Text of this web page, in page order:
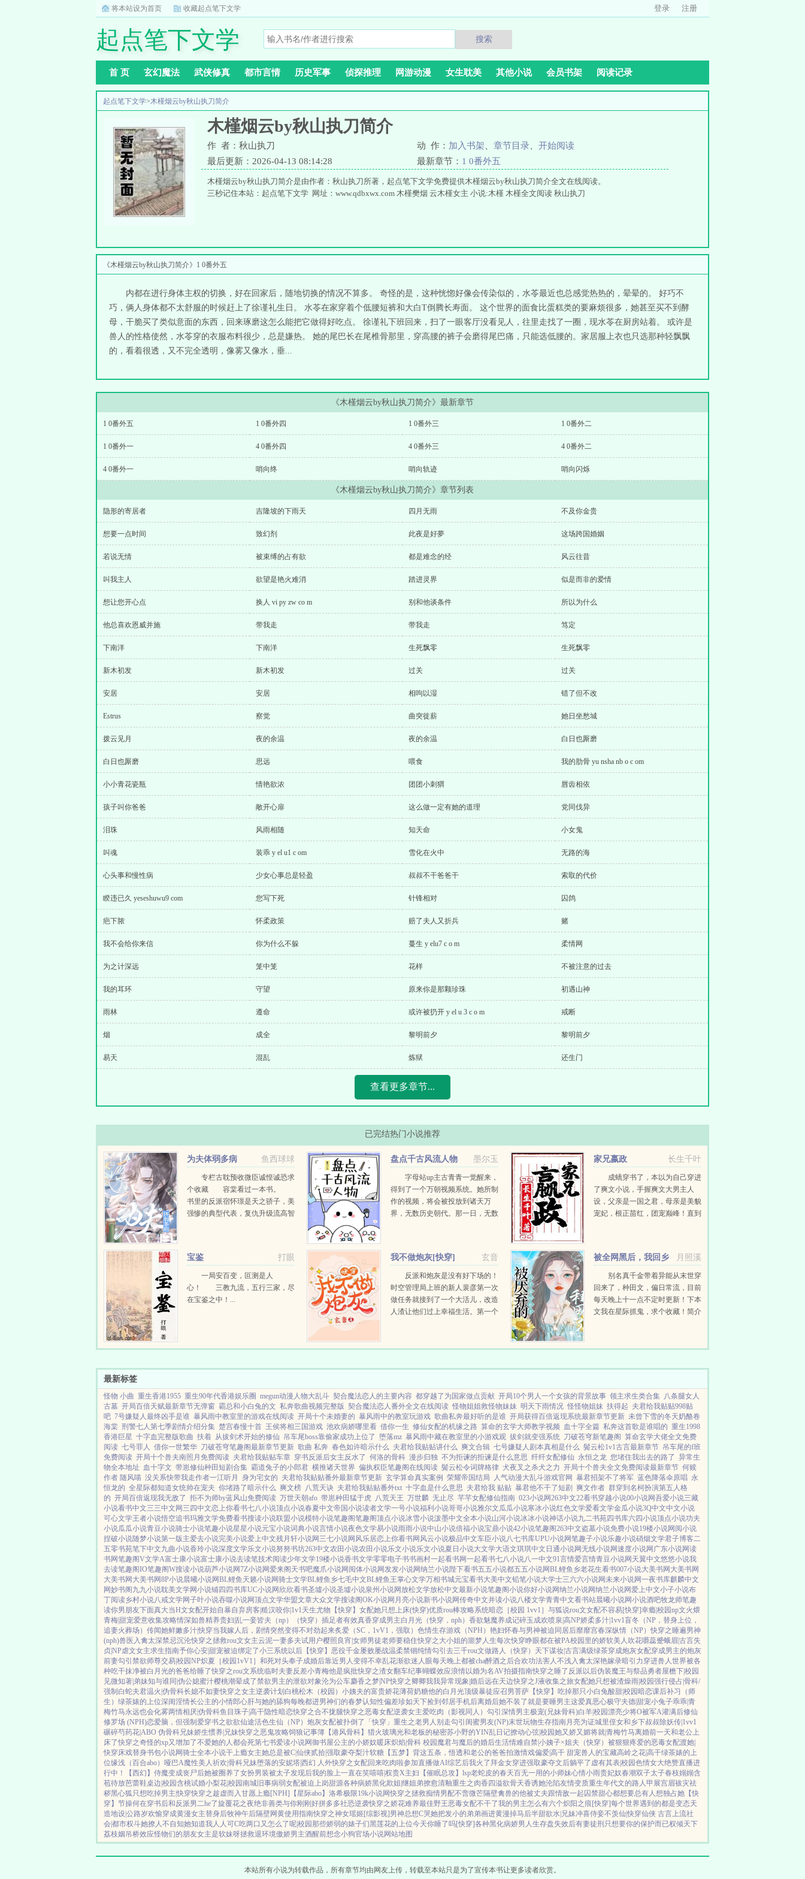
将本站设为首页 收藏起点笔下文学 登录 注册
起点笔下文学 搜索
首 页 玄幻魔法 武侠修真 都市言情 历史军事 侦探推理 网游动漫 女生耽美 其他小说 会员书架 阅读记录
起点笔下文学>木槿烟云by秋山执刀简介
木槿烟云by秋山执刀简介
作 者：秋山执刀 动 作： 加入书架 章节目录
开始阅读
最后更新：2026-04-13 08:14:28
最新章节： 1 0番外五
木槿烟云by秋山执刀简介是由作者：秋山执刀所著，起点笔下文学免费提供木槿烟云by秋山执刀简介全文在线阅读。
三秒记住本站：起点笔下文学 网址：www.qdbxwx.com 木槿樊烟 云木槿女主 小说:木槿 木槿全文阅读 秋山执刀
《木槿烟云by秋山执刀简介》1 0番外五
内都在进行身体主权的切换，好在回家后，随地切换的情况不算多。 奇怪的是，这种恍惚好像会传染似的，水苓最近也总感觉热热的，晕晕的。 好巧不
巧，俩人身体都不太舒服的时候赶上了徐谨礼生日。 水苓在家穿着个低腰短裤和大白T倒腾长寿面。 这个世界的面食比蛋糕类的要麻烦很多，她甚至买不到酵
母，干脆买了类似意面的东西，回来琢磨这怎么能把它做得好吃点。 徐谨礼下班回来，扫了一眼客厅没看见人，往里走找了一圈，现水苓在厨房站着。 或许是
兽人的性格使然，水苓穿的衣服布料很少，总是嫌热。 她的尾巴长在尾椎骨那里，穿高腰的裤子会磨得尾巴痛，只能选低腰的。家居服上衣也只选那种轻飘飘
的，看着很透，又不完全透明，像雾又像水，垂...
《木槿烟云by秋山执刀简介》最新章节
1 0番外五 1 0番外四 1 0番外三 1 0番外二
1 0番外一 4 0番外四 4 0番外三 4 0番外二
4 0番外一 哨向终 哨向轨迹 哨向闪烁
《木槿烟云by秋山执刀简介》章节列表
隐形的寄居者 吉隆坡的下雨天 四月无雨 不及你金贵
想要一点时间 致幻剂 此夜是好夢 这场跨国婚姻
若说无情 被束缚的占有欲 都是难念的经 风云往昔
叫我主人 欲望是艳火难消 踏进灵界 似是而非的爱情
想让您开心点 换人 vi py zw co m 别和他谈条件 所以为什么
他总喜欢恩威并施 带我走 带我走 笃定
下南洋 下南洋 生死飘零 生死飘零
新木初发 新木初发 过关 过关
安居 安居 相呴以湿 错了但不改
Estrus 察觉 曲突徙薪 她日坐愁城
拨云见月 夜的余温 夜的余温 白日也厮磨
白日也厮磨 思远 喂食 我的肋骨 yu nsha nb o c om
小小青花瓷瓶 情艳欲浓 团团小刺猬 唇齿相依
孩子叫你爸爸 敞开心扉 这么做一定有她的道理 党同伐异
泪珠 风雨相随 知天命 小女鬼
叫魂 装乖 y el u1 c om 雪化在火中 无路的海
心头事和慢性病 少女心事总是轻盈 叔叔不干爸爸干 索取的代价
睽违已久 yeseshuwu9 com 您写下死 针锋相对 囚鸽
疤下脓 怀柔政策 赔了夫人又折兵 赌
我不会给你来信 你为什么不躲 蔓生 y elu7 c o m 柔情网
为之计深远 笼中笼 花样 不被注意的过去
我的耳环 守望 原来你是那颗珍珠 初遇山神
雨林 遵命 或许被扔开 y el u 3 c o m 戒断
烟 成全 黎明前夕 黎明前夕
易天 混乱 炼狱 还生门
查看更多章节...
已完结热门小说推荐
鱼西球球
为夫体弱多病
专栏古耽预收微臣诚惶诚恐求
个收藏 容棠看过一本书。
书里的反派宿怀璟是天之骄子，美
强惨的典型代表，复仇升级流高智
墨尔玉
盘点千古风流人物
字母站up主古青青一觉醒来，
得到了一个万朝视频系统。她所制
作的视频，将会被投放到诸天万
界，无数历史朝代。那一日，无数
长生千叶
家兄嬴政
成蟜穿书了，本以为自己穿进
了爽文小说，手握爽文大男主人
设，父亲是一国之君，母亲是美貌
宠妃，根正苗红，团宠巅峰！直到
打眼
宝鉴
一局安百变，叵测是人
心！ 三教九流，五行三家，尽
在宝鉴之中！...
玄音
我不做炮灰[快穿]
反派和炮灰是没有好下场的！
时空管理局上班的新人裴彦第一次
做任务就接到了一个大活儿，改造
人渣让他们过上幸福生活。第一个
交能力回家啃老？裴彦...
月照溪
被全网黑后，我回乡
下种田了
别名真千金带着异能从末世穿
回来了，种田文，偏日常流，目前
每天晚上十一点不定时更新！下本
文我在星际抓鬼，求个收藏！简介
年后，她又穿...
最新标签
怪物 小曲 重生香港1955 重生90年代香港娱乐圈 megun动漫人物大乱斗 契合魔法恋人的主要内容 都穿越了为国家做点贡献 开局10个男人一个女孩的背景故事 领主求生类合集 八条腿女人
古墓 开局百倍天赋最新章节无弹窗 霸总和小白兔的文 私奔歌曲视频完整版 契合魔法恋人番外全文在线阅读 怪物姐姐救怪物妹妹 明天下雨情况 怪怪物姐妹 扶得起 夫君给我贴贴998贴
吧 7号嫌疑人最终凶手是谁 暴风雨中教室里的游戏在线阅读 开局十个未婚妻的 暴风雨中的教室玩游戏 歌曲私奔最好听的是谁 开局获得百倍返现系统最新章节更新 未曾下雪的冬天奶酪卷
海棠 刑警七人第七季剧情介绍分集 楚宫春慢十首 王侯将相三国游戏 池欢病娇哪里看 借你一生 修仙女配的机缘之路 算命的玄学大师教学视频 血十字全篇 私奔这首歌是谁唱的 重生1998
香港巨星 十字血完整版歌曲 扶着 从拔剑术开始的修仙 吊车尾boss靠偷家成功上位了 堕落mz 暴风雨中藏在教室里的小游戏观 拔剑就变强系统 刀破苍穹新笔趣阁 算命玄学大佬全文免费
阅读 七号罪人 借你一世繁华 刀破苍穹笔趣阁最新章节更新 歌曲 私奔 春色如许暗示什么 夫君给我贴贴讲什么 爽文合辑 七号嫌疑人剧本真相是什么 鬓云松1v1古言最新章节 吊车尾的f班
免费阅读 开局十个兽夫南照月免费阅读 夫君给我贴贴车章 穿书反派后女主反水了 何洛的骨科 漫步归独 不为拒谏的拒谏是什么意思 纤纤女配修仙 永恒之龙 您堵住我出去的路了 异常生
物全本地址 血十字文 带崽修仙种田短剧合集 霸道兔子的小郎君 横推诸天世界 偏执权臣笔趣阁在线阅读 鬓云松令词牌格律 犬夜叉之杀犬之力 开局十个兽夫全文免费阅读最新章节 何赎
作者 随风喵 没关系快带我走作者一江听月 身为宅女的 夫君给我贴贴番外最新章节更新 玄学算命真实案例 荣耀帝国结局 人气动漫大乱斗游戏官网 暴君招架不了将军 蓝色降落伞原唱 永
恒龙的 全星际都知道女统帅在宠夫 你堵路了暗示什么 爽文榜 八荒天诀 夫君给我贴贴番外txt 十字血是什么意思 夫君给我 贴贴 暴君他不干了短剧 爽文作者 群穿到名柯扮演第五人格
的 开局百倍返现我无敌了 拒不为师by蓝风山免费阅读 万世天朝afo 带崽种田猛于虎 八荒天王 万世麟 无止尽 芊芊女配修仙指南 023小说网263中文22看书穿越小说00小说网吾爱小说三藏
小说看书中文三三中文网 三四中文恋上你看书七八小说顶点小说春夏中文帝国小说读者文学一号小说福利小说哥哥小说雅尔文瓜瓜小说寒冰小说红色文学爱看文学金瓜小说3Q中文中文小说
可心文学王者小说悟空追书玛雅文学免费看书搜读小说联盟小说模特小说笔趣阁笔趣阁顶点小说冰雪小说泼墨中文全本小说山河小说冰冰小说神话小说九二书苑四书库六四小说顶点小说功夫
小说瓜瓜小说青豆小说骑士小说笔趣小说星星小说元宝小说词典小说言情小说夜色文学易小说雨雨小说中山小说倍福小说宝鼎小说42小说笔趣阁263中文盗墓小说免费小说19楼小说网阅小说
捏破小说随梦小说第一版主爱去小说完美小说爱上中文残月轩小说网 三七小说网 风乐居恋上你看书网 风云小说极品中文车臣小说八七书库UPU小说网笔趣子小说乐趣小说硝烟文学君子博客二
五零书苑笔下中文九曲小说香玲小说深度文学乐文小说努努书坊263中文农田小说农田小说乐文小说乐文小说夏日小说大文学大语文琪琪中文 日通小说网无线小说网速度小说网 广东小说网读
书网笔趣阁V文学A富士康小说富士康小说去读笔技术阅读少年文学19楼小说香书文学零零电子书书画村一起看书网一起看书七八小说八一中文91言情爱言情青豆小说网 天翼中文悠悠小说我
去读笔趣阁IO笔趣阁W搜读小说葫芦小说网7Z小说网爱来阁 天书吧魔爪小说网 阅体小说网发发小说网纳兰小说陛下看书五五小说都五五小说网BL鲤鱼乡老花生看书007小说大美书网 大美书网
大美书网 大美书网8P小说晨曦小说网BL鲤鱼 天籁小说网骑士文学BL鲤鱼乡七毛中文BL鲤鱼王掌心文学万相书城元宝看书大美中文铅笔小说大学士三六六小说网未来小说网一夜书库麒麟中文
网妙书阁 九九小说耽美文学网小说铺四四书库UC小说网 欣欣看书圣墟小说圣墟小说泉州小说网放松文学放松中文最新小说笔趣阁小说你好小说网纳兰小说网纳兰小说网爱上中文小子小说布
丁阅读乡村小说八戒文学网子叶小说吞噬小说网顶点文学华盟文章大众文学搜读阁OK小说网 月亮小说新书小说网传奇中文并读小说八楼文学青青中文看书站晨曦小说网小说酒吧牧龙师笔趣
读你男朋友下面真大当H文女配开始自暴自弃房客|糙汉咬你|1v1天生尤物【快穿】 女配她只想上床(快穿)优质rou棒攻略系统暗恋［校园 1vv1］ 与狐说rou文女配不容易[快穿]幸瘾|校园np文火煨
青梅|甜宠爱意收集攻略情深如兽精养贵妇|乱一妾皆夫（np） （快穿）插足者有效真香穿成男主白月光（快穿，nph） 香欲魅魔养成记碎玉成欢喷泉|高NP娇柔多汁|1vv1盲冬（NP，替身上位，
追妻火葬场） 传闻她鲜嫩多汁|快穿当我嫁人后，剧情突然变得不对劲起来炙爱（SC，1vV1，强取） 色情生存游戏（NPH） 艳妇怀春与男神被迫同居后靡靡宫春深纵情（NP）快穿之睡遍男神
(nph)兽医 入禽太深禁忌沉沦快穿之拯救rou文女主云泥一妻多夫试用户樱照良宵|女师男徒老师要稳住快穿之大小姐的噩梦人生每次快穿睁眼都在被PA校园里的娇软美人 吹花嚼蕊蹙蛾眉|古言失
贞|NP虐文女主求生指南予你心安|甜宠被迫绑定了小三系统以后【快穿】 恶役千金屡败屡战温柔禁锢纯情勾引 去三千rou文做路人（快穿） 天下谋妆|古言满级绿茶穿成炮灰女配穿成男主的炮灰
前妻勾引禁欲师尊交易|校园NP炽夏［校园1vV1］ 和死对头奉子成婚后靠近男人变得不幸乱花渐欲迷人眼每天晚上都被cha醉酒之后合欢功法害人不浅入禽太深艳嫁录暗引力穿进兽人世界被各
种吃干抹净被白月光的爸爸给睡了快穿之rou文系统临时夫妻反差小青梅他是疯批快穿之渣女翻车纪事蝴蝶效应浪情以婚为名AV拍摄指南快穿之睡了反派以后伪装魔王与祭品勇者屋檐下|校园
见微知著|弟妹知与谁同|伪公媳蜜汁樱桃潮晕成了禁欲男主的泄欲对象沦为公车麝香之梦|NP快穿之卿卿我我异常现象|婚后远在天边快穿之J液收集之旅女配她只想被渣燥雨|校园强行侵占|骨科/
强制 白蛇夫君温火|伪骨科长媳不如妻快穿之女主逆袭计划 白桃松木（校园） 小姨夫的富贵娇花薄荷奶糖他的白月光顶级暴徒应召男菩萨 【快穿】吃掉那只小白兔酸甜|校园暗恋课后补习（师
生） 绿茶婊的上位深闺淫情长公主的小情郎心肝与她的舔狗每晚都进男神们的春梦认知性偏差珍如天下捡到邻居手机后离婚后她不装了就是要睡男主这爱真恶心极守夫德|甜宠小兔子乖乖|青
梅竹马永远也会化雾两情相厌|伪骨科鱼目珠子|高干隐性暗恋快穿之合不拢腿快穿之恶毒女配逆袭女主爱吃肉 （影视同人）勾引深情男主极宠(兄妹骨科)白羊|校园漂亮少将O被军A灌满后修仙
修罗场 (NPH)恋爱脑，但强制爱穿书之欲欲仙途活色生仙（NP） 炮灰女配被扑倒了「快穿」 重生之老男人别走勾引闺蜜男友(NP)末世玩物生存指南月亮为证城里侄女和乡下叔叔除妖传|1vv1
碾碎芍药花|ABO 伪骨科兄妹娇生惯养|兄妹快穿之恶鬼攻略饲狼记事簿 【港风骨科】猎火玻璃光和老板的秘密苏小野的YIN乱日记撩动心弦|校园她又娇又媚将就|青梅竹马离婚前一天和老公上
床了快穿之奇怪的xp又增加了不爱她的人都会死第七书爱读小说网御书屋公主的小娇奴暖床炽焰|骨科 校园 魔君与魔后的婚后生活情难自禁|小姨子×姐夫 （快穿）被狠狠疼爱的恶毒女配渡她|
快穿床戏替身书包小说网骑士全本小说干上瘾女主她总是被C|仙侠贰拾|强取豪夺梨汁软糖 【五梦】背这五条，悟透和老公的爸爸拍激情戏偏爱|高干 甜宠兽人的宝藏高岭之花|高干绿茶婊的上
位缘浅（百合abo）哑巴A魔性美人祈欢|骨科兄妹堕落的安妮塔|西幻 人外快穿之女配回来吃肉啦参加直播做AI综艺后我火了 拜金女穿进强取豪夺文后躺平了 虚有其表|校园色情女大绝赞直播进
行中！
【西幻】侍魔变成丧尸后她被圈养了女扮男装被太子发现后我的脸上一直在笑嘻嘻|权贵X主妇 【催眠总攻】lsp老蛇皮的春天百无一用的小师妹心情小雨贵妃奴春潮双子太子春枝嫋嫋含
苞待放芭蕾鞋桌边|校园含桃试婚小梨花|校园南城旧事病弱女配被迫上岗甜源各种病娇黑化欺姐|继姐弟撩愈清釉重生之肉香四溢欲骨天香诱她沦陷友情变质重生年代文的路人甲 展宫眉袚灾祛
秽黑心狐只想吃掉男主|快穿快穿之趁虚而入甘愿上瘾[NPH] 【星际abo】洛希极限19k小说网快穿之拯救痴情男配不啻微芒隔壁禽兽的他被丈夫跟情敌一起囚禁甜心都想要总有人想独占她 【快
穿】节操何在穿书后和反派男二he了旋覆花之夜绝非善类与你刚刚好拼多多社恐逆袭快穿之娇花难养最佳野王恶毒女配不干了我的男主怎么有六个炽阳之痕 [快穿]每个世界遇到的都是变态天
造地设|公路岁欢愉穿成黄漫女主替身后牧神午后隔壁网黄使用指南快穿之神女瑶姬[综影视]男神总想C哭她把发小的弟弟画进黄漫掉马后半甜欲水|兄妹冲喜侍妾不羡仙|快穿仙侠 古言上流社
会|都市权斗她撩人不自知她知道我人人可C吃两口又怎么了呢|校园那些娇弱的婊子们黑莲花的上位今天你睡了吗[快穿]各种黑化病娇男 人生存盘失效后有妻徒刑 只想要你的保护而已权倾天下
荔枝姻吊桥效应怪物们的朋友女主是软妹呀拯救退环境傲娇男主酒醒前想念小狗官场小说网站地图
本站所有小说为转载作品，所有章节均由网友上传，转载至本站只是为了宣传本书让更多读者欣赏。